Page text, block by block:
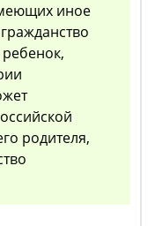
иное
родителя,